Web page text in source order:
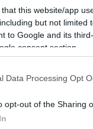
that this website/app
but not limited
to Google and its
consent section.
Data Processing Opt
opt-out of the Sharing
mail alapú rendszerre.